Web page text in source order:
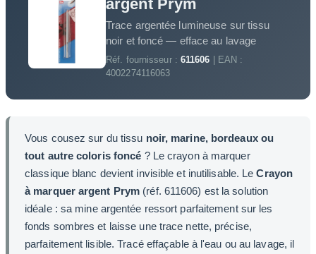
argent Prym
Trace argentée lumineuse sur tissu
noir et foncé — efface au lavage
Réf. fournisseur : 611606 | EAN :
4002274116063
Vous cousez sur du tissu noir, marine, bordeaux ou
tout autre coloris foncé ? Le crayon à marquer
classique blanc devient invisible et inutilisable. LeCrayon
à marquer argent Prym (réf. 611606) est la solution
idéale : sa mine argentée ressort parfaitement sur les
fonds sombres et laisse une trace nette, précise,
parfaitement lisible. Tracé effaçable à l'eau ou au lavage, il